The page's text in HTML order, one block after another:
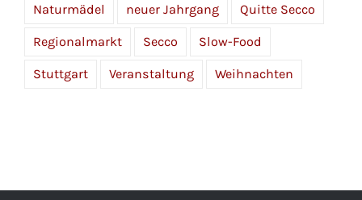
Naturmädel neuer Jahrgang Quitte Secco
Regionalmarkt Secco Slow-Food
Stuttgart Veranstaltung Weihnachten